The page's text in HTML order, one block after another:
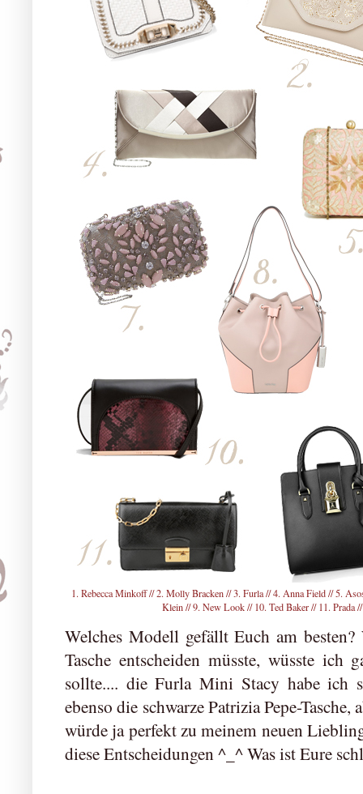
1. Rebecca Minkoff//2. Molly Bracken//3. Furla//4. Anna Field//5.
Klein//9. New Look//10. Ted Baker//11. Prada
Welches Modell gefällt Euch am
Tasche entscheiden müsste, wüsste ich
sollte.... die Furla Mini Stacy habe ich
ebenso die schwarze Patrizia Pepe-
würde ja perfekt zu meinem neuen
diese Entscheidungen ^_^ Was ist Eure